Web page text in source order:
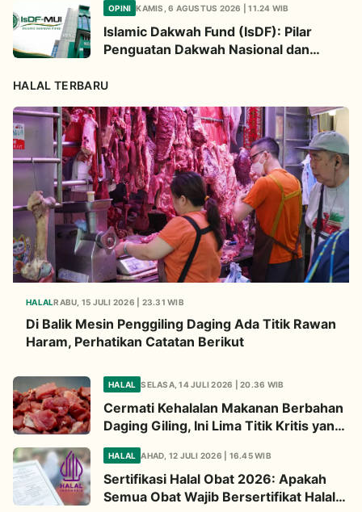
OPINI KAMIS, 6 AGUSTUS 2026 | 11.24 WIB
Islamic Dakwah Fund (IsDF): Pilar
Penguatan Dakwah Nasional dan
HALAL TERBARU
HALALRABU, 15 JULI 2026 | 23.31 WIB
Di Balik Mesin Penggiling Daging Ada Titik Rawan
Haram, Perhatikan Catatan Berikut
HALAL SELASA, 14 JULI 2026 | 20.36 WIB
Cermati Kehalalan Makanan Berbahan
Daging Giling, Ini Lima Titik Kritis yang
Wajib Diperhatikan
HALAL AHAD, 12 JULI 2026 | 16.45 WIB
Sertifikasi Halal Obat 2026: Apakah
Semua Obat Wajib Bersertifikat Halal?